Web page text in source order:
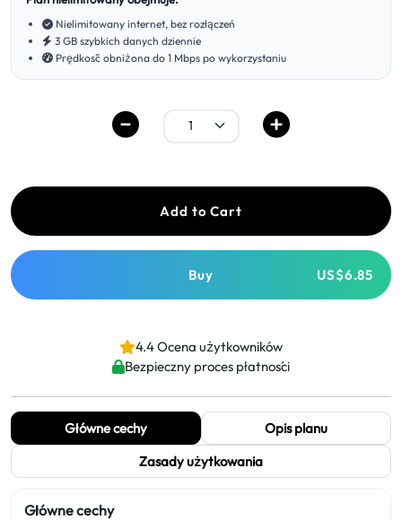
Nielimitowany internet, bez rozłączeń
3 GB szybkich danych dziennie
Prędkość obniżona do 1 Mbps po wykorzystaniu
Add to Cart
Buy US$6.85
4.4 Ocena użytkowników
Bezpieczny proces płatności
Główne cechy
Opis planu
Zasady użytkowania
Główne cechy